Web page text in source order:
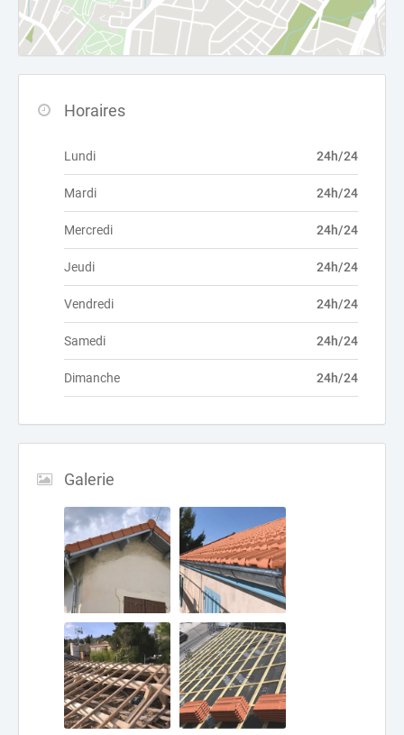
Horaires
Lundi 24h/24
Mardi 24h/24
Mercredi 24h/24
Jeudi 24h/24
Vendredi 24h/24
Samedi 24h/24
Dimanche 24h/24
Galerie